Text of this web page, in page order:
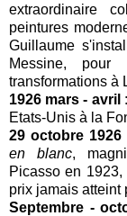
extraordinaire
peintures
Guillaume
Messine,
transformations à
1926 mars - avril
Etats-Unis à la
29 octobre 1926
en blanc,
Picasso en
prix jamais atteint
Septembre -